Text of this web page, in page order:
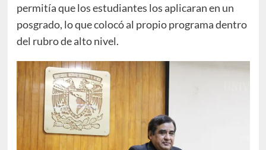
permitía que los estudiantes los aplicaran en un
posgrado, lo que colocó al propio programa dentro
del rubro de alto nivel.